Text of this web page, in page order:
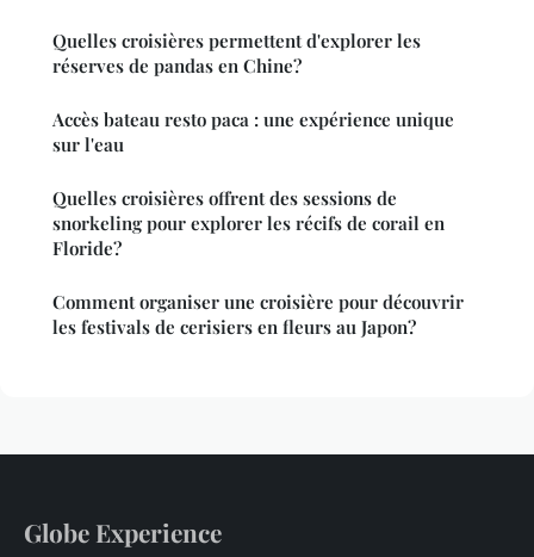
Quelles croisières permettent d'explorer les
réserves de pandas en Chine?
Accès bateau resto paca : une expérience unique
sur l'eau
Quelles croisières offrent des sessions de
snorkeling pour explorer les récifs de corail en
Floride?
Comment organiser une croisière pour découvrir
les festivals de cerisiers en fleurs au Japon?
Globe Experience